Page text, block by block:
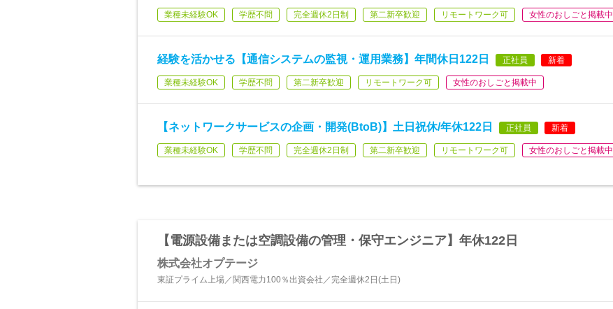
業種未経験OK 学歴不問 完全週休2日制 第二新卒歓迎 リモートワーク可 女性のおしごと掲載中
経験を活かせる【通信システムの監視・運用業務】年間休日122日 正社員 新着
業種未経験OK 学歴不問 第二新卒歓迎 リモートワーク可 女性のおしごと掲載中
【ネットワークサービスの企画・開発(BtoB)】土日祝休/年休122日 正社員 新着
業種未経験OK 学歴不問 完全週休2日制 第二新卒歓迎 リモートワーク可 女性のおしごと掲載中
【電源設備または空調設備の管理・保守エンジニア】年休122日
株式会社オプテージ
東証プライム上場／関西電力100％出資会社／完全週休2日(土日)